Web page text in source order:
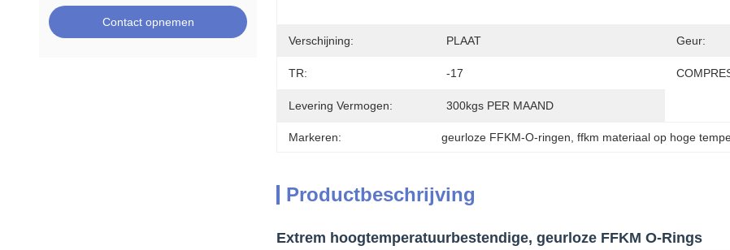
Contact opnemen
Verschijning: PLAAT Geur:
TR: -17
Levering Vermogen: 300kgs PER MAAND
Markeren: geurloze FFKM-O-ringen , ffkm materiaal op hoge
Productbeschrijving
Extrem hoogtemperatuurbestendige, geurloze FFKM O-Rings